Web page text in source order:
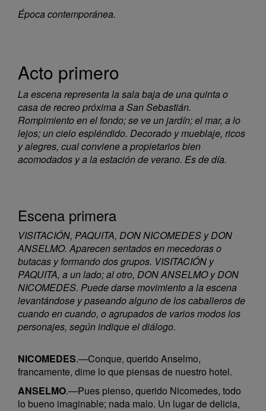
Época contemporánea.
Acto primero
La escena representa la sala baja de una quinta o
casa de recreo próxima a San Sebastián.
Rompimiento en el fondo; se ve un jardín; el mar, a lo
lejos; un cielo espléndido. Decorado y mueblaje, ricos
y alegres, cual conviene a propietarios bien
acomodados y a la estación de verano. Es de día.
Escena primera
VISITACIÓN, PAQUITA, DON NICOMEDES y DON
ANSELMO. Aparecen sentados en mecedoras o
butacas y formando dos grupos. VISITACIÓN y
PAQUITA, a un lado; al otro, DON ANSELMO y DON
NICOMEDES. Puede darse movimiento a la escena
levantándose y paseando alguno de los caballeros de
cuando en cuando, o agrupados de varios modos los
personajes, según indique el diálogo.
NICOMEDES.—Conque, querido Anselmo,
francamente, dime lo que piensas de nuestro hotel.
ANSELMO.—Pues pienso, querido Nicomedes, todo
lo bueno imaginable; nada malo. Un lugar de delicia,